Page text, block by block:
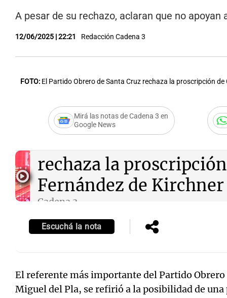
A pesar de su rechazo, aclaran que no
12/06/2025 | 22:21 Redacción Cadena 3
FOTO: El Partido Obrero de Santa Cruz rechaza la proscripción
Mirá las notas de Cadena 3 en
Google News
rechaza la
Fernández de Kirchner
Cadena 3
Escuchá la nota
El referente más importante del Partido
Miguel del Pla, se refirió a la posibilidad de